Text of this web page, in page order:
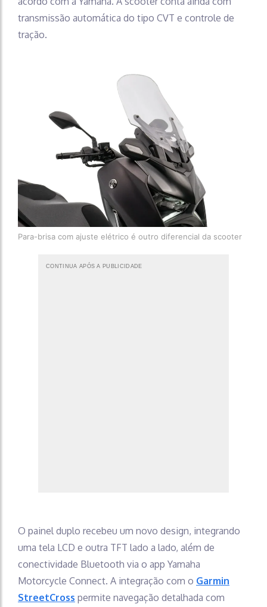
transmissão automática do tipo CVT e controle de
tração.
Para-brisa com ajuste elétrico é outro diferencial da scooter
CONTINUA APÓS A PUBLICIDADE
O painel duplo recebeu um novo design, integrando
uma tela LCD e outra TFT lado a lado, além de
conectividade Bluetooth via o app Yamaha
Motorcycle Connect. A integração com o Garmin
StreetCross permite navegação detalhada com